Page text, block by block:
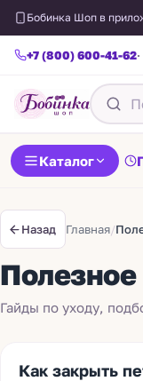
Бобинка Шоп в
+7 (800) 600-41-62
Каталог
Назад Главная/
Полезное
Гайды по уходу,
Как закрыть